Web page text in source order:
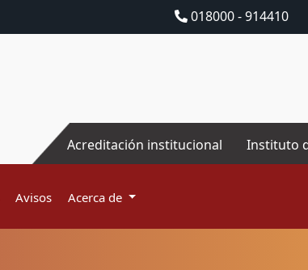
018000 - 914410
Acreditación institucional Instituto
Avisos Acerca de